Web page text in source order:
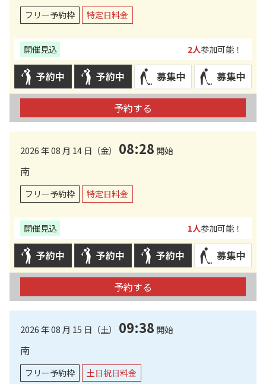
フリー予約枠 特定日料金
開催見込 2人参加可能！
予約する
2026 年 08 月 14 日（金） 08:28 開始
南
フリー予約枠 特定日料金
開催見込 1人参加可能！
予約する
2026 年 08 月 15 日（土） 09:38 開始
南
フリー予約枠 土日祝日料金